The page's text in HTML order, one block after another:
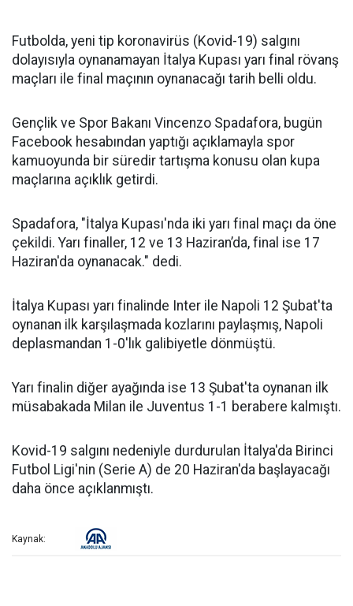
Futbolda, yeni tip koronavirüs (Kovid-19) salgını
dolayısıyla oynanamayan İtalya Kupası yarı final rövanş
maçları ile final maçının oynanacağı tarih belli oldu.
Gençlik ve Spor Bakanı Vincenzo Spadafora, bugün
Facebook hesabından yaptığı açıklamayla spor
kamuoyunda bir süredir tartışma konusu olan kupa
maçlarına açıklık getirdi.
Spadafora, "İtalya Kupası'nda iki yarı final maçı da öne
çekildi. Yarı finaller, 12 ve 13 Haziran’da, final ise 17
Haziran'da oynanacak." dedi.
İtalya Kupası yarı finalinde Inter ile Napoli 12 Şubat'ta
oynanan ilk karşılaşmada kozlarını paylaşmış, Napoli
deplasmandan 1-0'lık galibiyetle dönmüştü.
Yarı finalin diğer ayağında ise 13 Şubat'ta oynanan ilk
müsabakada Milan ile Juventus 1-1 berabere kalmıştı.
Kovid-19 salgını nedeniyle durdurulan İtalya'da Birinci
Futbol Ligi'nin (Serie A) de 20 Haziran'da başlayacağı
daha önce açıklanmıştı.
Kaynak: